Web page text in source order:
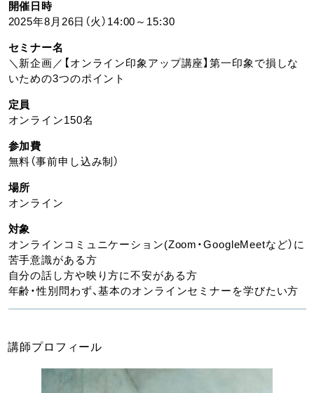
開催日時
2025年8月26日（火）14:00～15:30
セミナー名
＼新企画／【オンライン印象アップ講座】第一印象で損しな
いための3つのポイント
定員
オンライン150名
参加費
無料（事前申し込み制）
場所
オンライン
対象
オンラインコミュニケーション(Zoom・GoogleMeetなど）に
苦手意識がある方
自分の話し方や映り方に不安がある方
年齢・性別問わず、基本のオンラインセミナーを学びたい方
講師プロフィール